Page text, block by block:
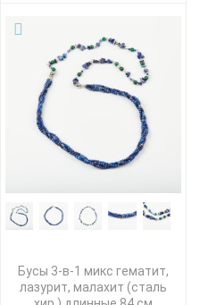
Бусы 3-в-1 микс гематит,
лазурит, малахит (сталь